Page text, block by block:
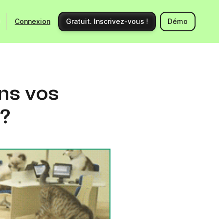
Nouveautés produits
Partenaires
Engager un expert
Connexion Gratuit. Inscrivez-vous ! Démo
vos